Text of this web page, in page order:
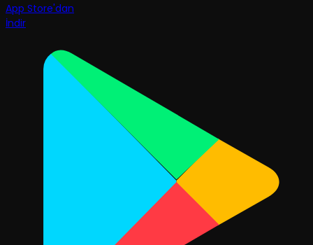
App Store'dan
İndir